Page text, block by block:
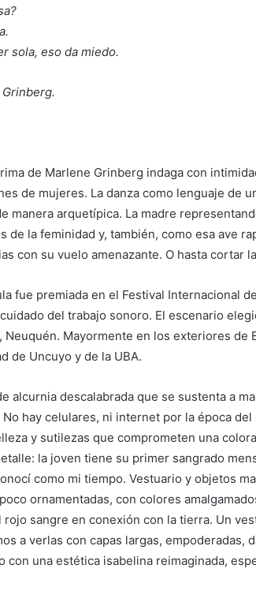
sola, eso da miedo.
de Marlene Grinberg indaga con
de mujeres. La danza como lenguaje de
manera arquetípica. La madre
de la feminidad y, también, como esa ave
con su vuelo amenazante. O hasta cortar
fue premiada en el Festival Internacional
del trabajo sonoro. El escenario
Neuquén. Mayormente en los exteriores de
de Uncuyo y de la UBA.
alcurnia descalabrada que se sustenta a
No hay celulares, ni internet por la época
y sutilezas que comprometen una
la joven tiene su primer sangrado
como mi tiempo. Vestuario y objetos
poco ornamentadas, con colores
rojo sangre en conexión con la tierra. Un
a verlas con capas largas, empoderadas,
con una estética isabelina reimaginada,